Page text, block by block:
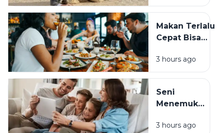
Bisa
Kesehatan
dan
Sehari-
hari
Makan Terlalu
Cepat Bisa
Kesehatan, Ini
Dampaknya
3 hours ago
Seni
Menemukan
Tengah
3 hours ago